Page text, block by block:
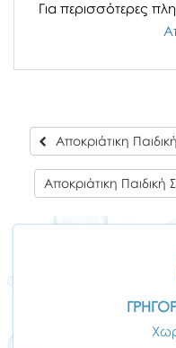
Για περισσότερες
Αποκριάτικη
Αποκριάτικη